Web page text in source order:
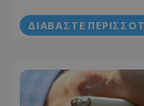
ΔΙΑΒΆΣΤΕ